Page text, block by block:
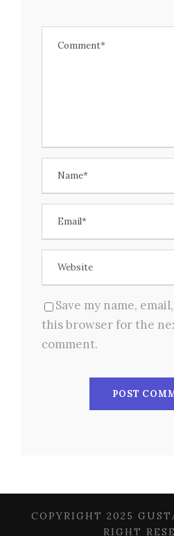
Save my name,
this browser for the
comment.
COPYRIGHT 2025
RIGHT